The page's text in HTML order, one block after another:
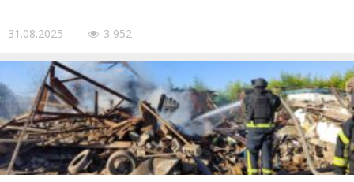
31.08.2025 3 952